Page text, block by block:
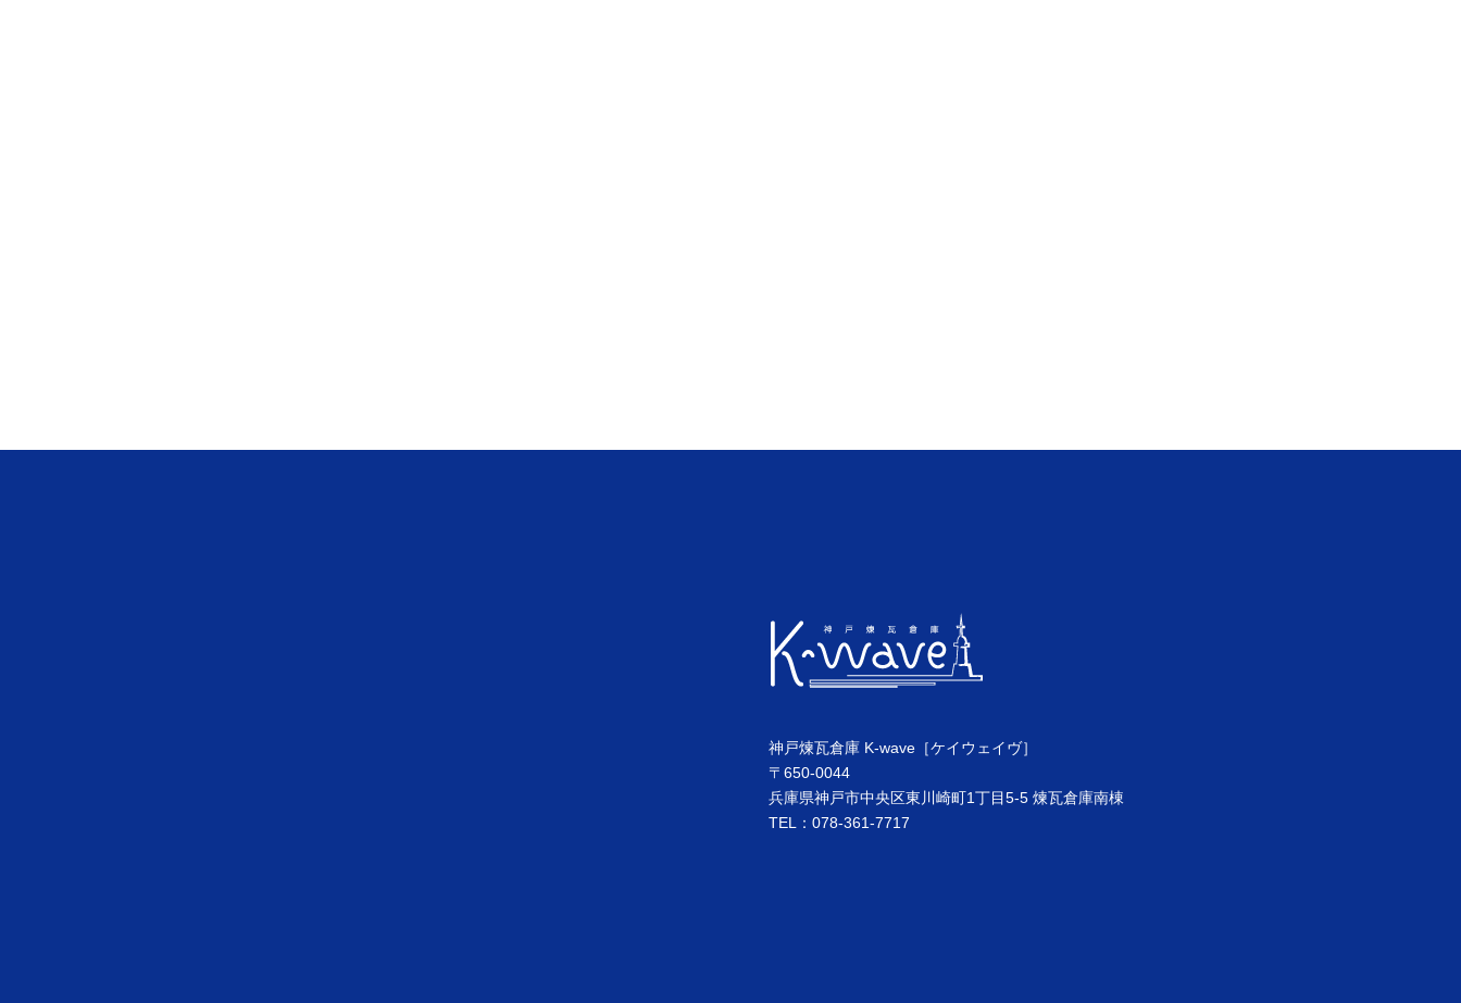
神戸煉瓦倉庫 K-wave［ケイウェイヴ］
〒650-0044
兵庫県神戸市中央区東川崎町1丁目5-5 煉瓦倉庫南棟
TEL：078-361-7717